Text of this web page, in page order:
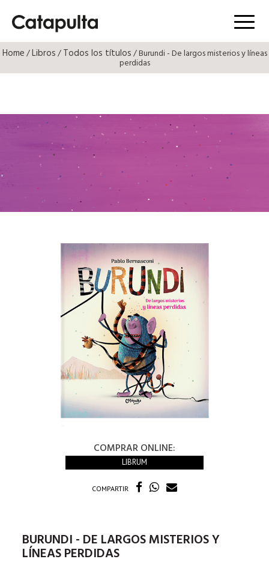
Menú
Home/Libros/Todos los títulos/ Burundi - De largos misterios y líneas
perdidas
COMPRAR ONLINE:
LIBRUM
COMPARTIR
BURUNDI - DE LARGOS MISTERIOS Y
LÍNEAS PERDIDAS